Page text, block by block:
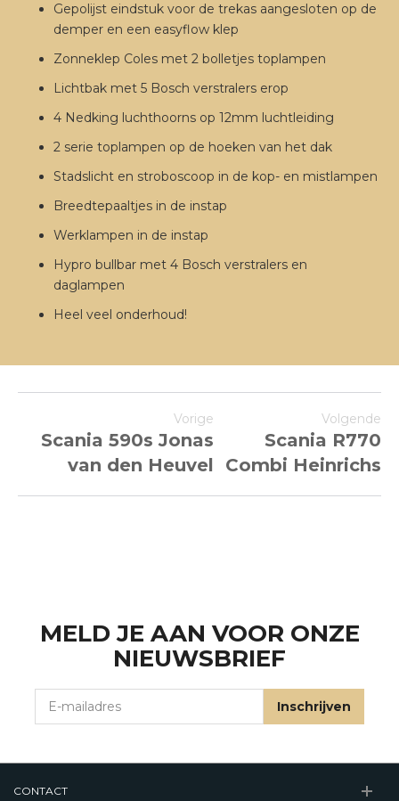
Gepolijst eindstuk voor de trekas aangesloten op de
demper en een easyflow klep
Zonneklep Coles met 2 bolletjes toplampen
Lichtbak met 5 Bosch verstralers erop
4 Nedking luchthoorns op 12mm luchtleiding
2 serie toplampen op de hoeken van het dak
Stadslicht en stroboscoop in de kop- en mistlampen
Breedtepaaltjes in de instap
Werklampen in de instap
Hypro bullbar met 4 Bosch verstralers en
daglampen
Heel veel onderhoud!
Vorige
Scania 590s Jonas
van den Heuvel
Volgende
Scania R770
Combi Heinrichs
MELD JE AAN VOOR ONZE
NIEUWSBRIEF
Inschrijven
CONTACT